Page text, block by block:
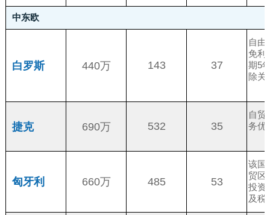
中东欧
白罗斯 440万 143 37
自由
免利
期5
除关
捷克 690万 532 35
自贸
务优
匈牙利 660万 485 53
该国
贸区
投资
及税